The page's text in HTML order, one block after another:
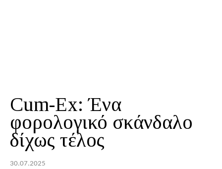
Cum-Ex: Ένα
φορολογικό σκάνδαλο
δίχως τέλος
30.07.2025